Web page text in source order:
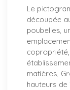
Le
découpée
poubelles,
copropriété,
matières,
hauteurs de